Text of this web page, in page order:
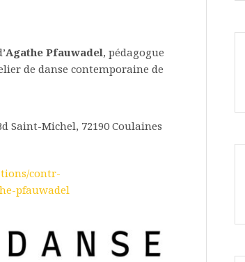
Agathe Pfauwadel, pédagogue
de danse contemporaine de
Saint-Michel, 72190 Coulaines
contr-
pfauwadel